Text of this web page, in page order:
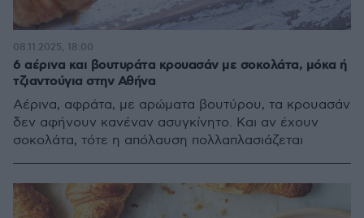
6 αέρινα και βουτυράτα κρουασάν με σοκολάτα, μόκα ή
τζιαντούγια στην Αθήνα
Αέρινα, αφράτα, με αρώματα βουτύρου, τα κρουασάν
δεν αφήνουν κανέναν ασυγκίνητο. Και αν έχουν
σοκολάτα, τότε η απόλαυση πολλαπλασιάζεται
08.11.2025, 18:00